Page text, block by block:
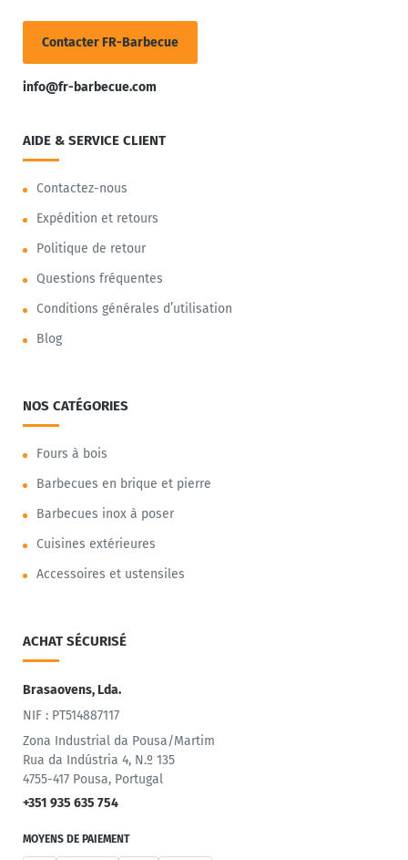
Contacter FR-Barbecue
info@fr-barbecue.com
AIDE & SERVICE CLIENT
Contactez-nous
Expédition et retours
Politique de retour
Questions fréquentes
Conditions générales d’utilisation
Blog
NOS CATÉGORIES
Fours à bois
Barbecues en brique et pierre
Barbecues inox à poser
Cuisines extérieures
Accessoires et ustensiles
ACHAT SÉCURISÉ
Brasaovens, Lda.
NIF : PT514887117
Zona Industrial da Pousa/Martim
Rua da Indústria 4, N.º 135
4755-417 Pousa, Portugal
+351 935 635 754
MOYENS DE PAIEMENT